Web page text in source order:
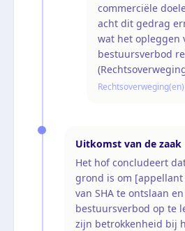
commerciële
acht dit gedrag
wat het opleggen
bestuursverbod
Uitkomst van de zaak
Het hof concludeert
grond is om
van SHA te ontslaan
bestuursverbod op te
zijn betrokkenheid bij